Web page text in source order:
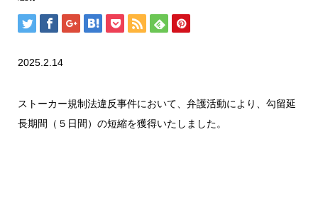
2025.2.14
ストーカー規制法違反事件において、弁護活動により、勾留延
長期間（５日間）の短縮を獲得いたしました。